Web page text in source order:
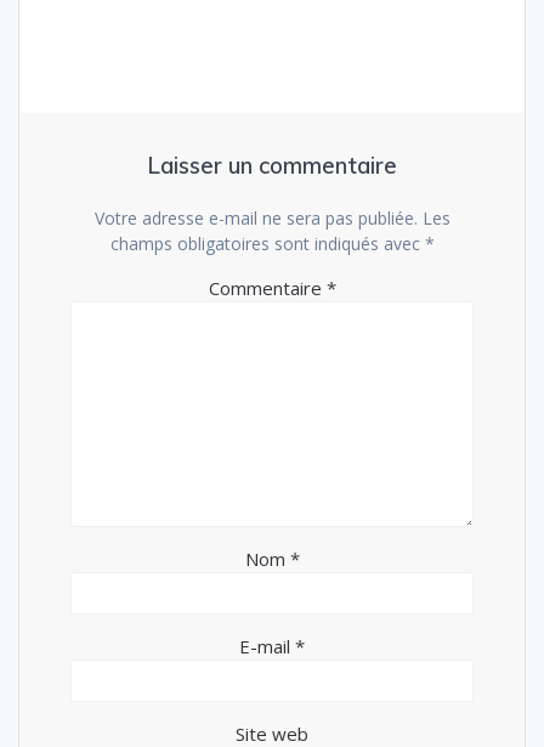
Laisser un commentaire
Votre adresse e-mail ne sera pas publiée. Les
champs obligatoires sont indiqués avec *
Commentaire *
Nom *
E-mail *
Site web